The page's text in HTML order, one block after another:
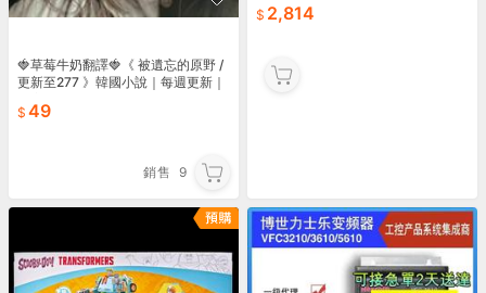
🍓草莓牛奶翻譯🍓《 被遺忘的原野 /
更新至277 》韓國小說｜每週更新｜
49
銷售 9
用痕跡，電
2,814